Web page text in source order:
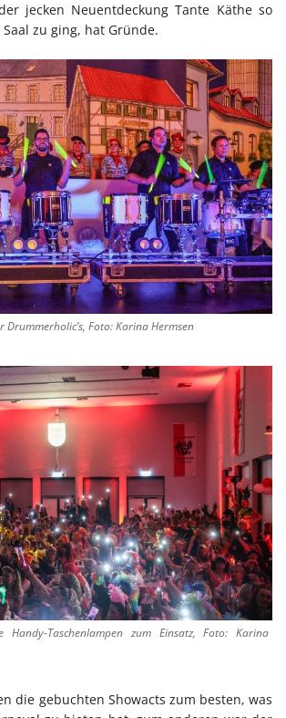
jecken Neuentdeckung Tante Käthe so
zu ging, hat Gründe.
Drummerholic’s, Foto: Karina Hermsen
Taschenlampen zum Einsatz, Foto: Karina
die gebuchten Showacts zum besten, was